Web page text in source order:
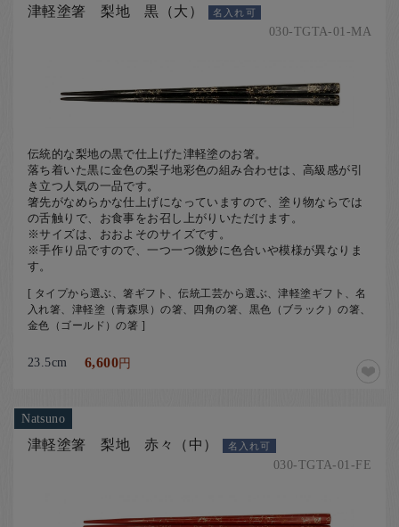
津軽塗箸 梨地 黒（大） 名入れ可
030-TGTA-01-MA
伝統的な梨地の黒で仕上げた津軽塗のお箸。
落ち着いた黒に金色の梨子地彩色の組み合わせは、高級感が引
き立つ人気の一品です。
箸先がなめらかな仕上げになっていますので、塗り物ならでは
の舌触りで、お食事をお召し上がりいただけます。
※サイズは、おおよそのサイズです。
※手作り品ですので、一つ一つ微妙に色合いや模様が異なりま
す。
[ タイプから選ぶ、箸ギフト、伝統工芸から選ぶ、津軽塗ギフト、名
入れ箸、津軽塗（青森県）の箸、四角の箸、黒色（ブラック）の箸、
金色（ゴールド）の箸 ]
23.5cm 6,600円
Natsuno
津軽塗箸 梨地 赤々（中） 名入れ可
030-TGTA-01-FE